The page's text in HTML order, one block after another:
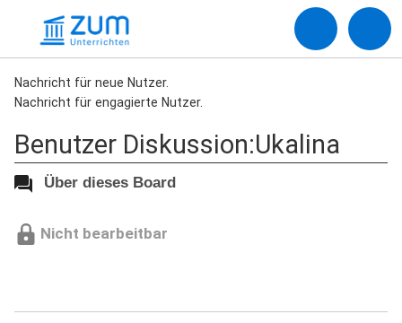
Nachricht für neue Nutzer.
Nachricht für engagierte Nutzer.
Benutzer Diskussion:Ukalina
Über dieses Board
Nicht bearbeitbar